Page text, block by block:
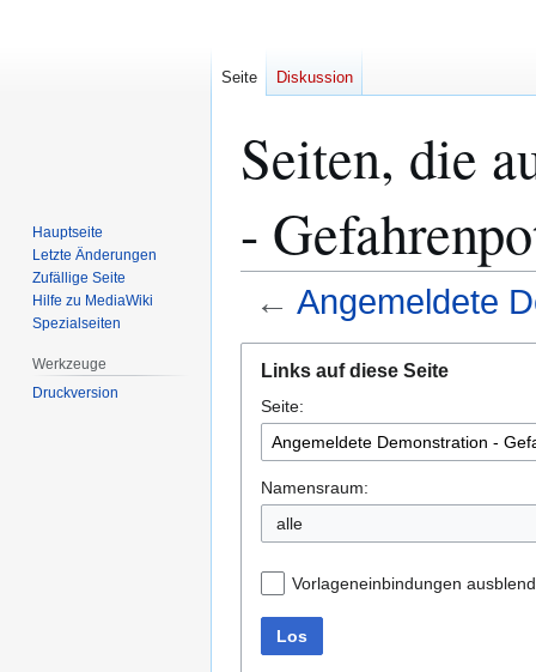
Seiten, die
-
← Angemeldete
Navigation
springen
Suche
springen
Links auf diese Seite
Seite:
Namensraum:
alle
Vorlageneinbindungen
Los
Seite Diskussion
Hauptseite
Letzte Änderungen
Zufällige Seite
Hilfe zu MediaWiki
Spezialseiten
Werkzeuge
Druckversion